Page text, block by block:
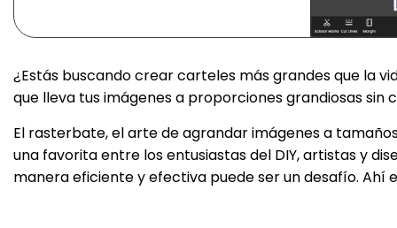
¿Estás buscando crear carteles más grandes que la
que lleva tus imágenes a proporciones grandiosas
El rasterbate, el arte de agrandar imágenes a
una favorita entre los entusiastas del DIY, artistas y
manera eficiente y efectiva puede ser un desafío. Ahí